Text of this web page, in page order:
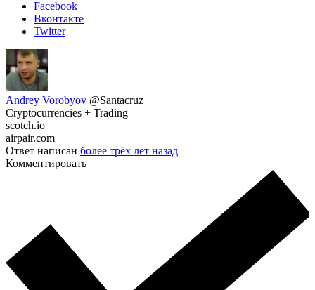
Facebook
Вконтакте
Twitter
Andrey Vorobyov @Santacruz
Cryptocurrencies + Trading
scotch.io
airpair.com
Ответ написан более трёх лет назад
Комментировать